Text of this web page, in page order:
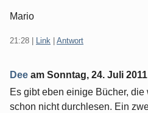
Mario
21:28 Link Antwort
Dee am Sonntag, 24. Juli 2011
Es gibt eben einige Bücher, die
schon nicht durchlesen. Ein